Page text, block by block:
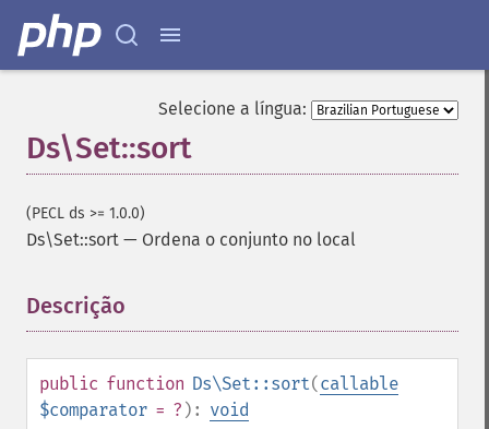
Selecione a língua:
Ds\Set::sort
(PECL ds >= 1.0.0)
Ds\Set::sort — Ordena o conjunto no local
Descrição
public function Ds\Set::sort(callable
$comparator = ? ): void